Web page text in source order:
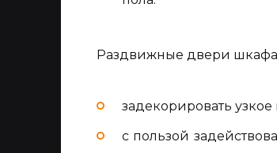
Раздвижные двери
задекорировать
с пользой